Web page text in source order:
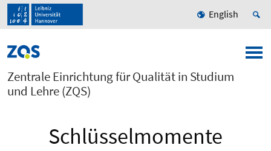
English
Zentrale Einrichtung für Qualität in Studium
und Lehre (ZQS)
Schlüsselmomente